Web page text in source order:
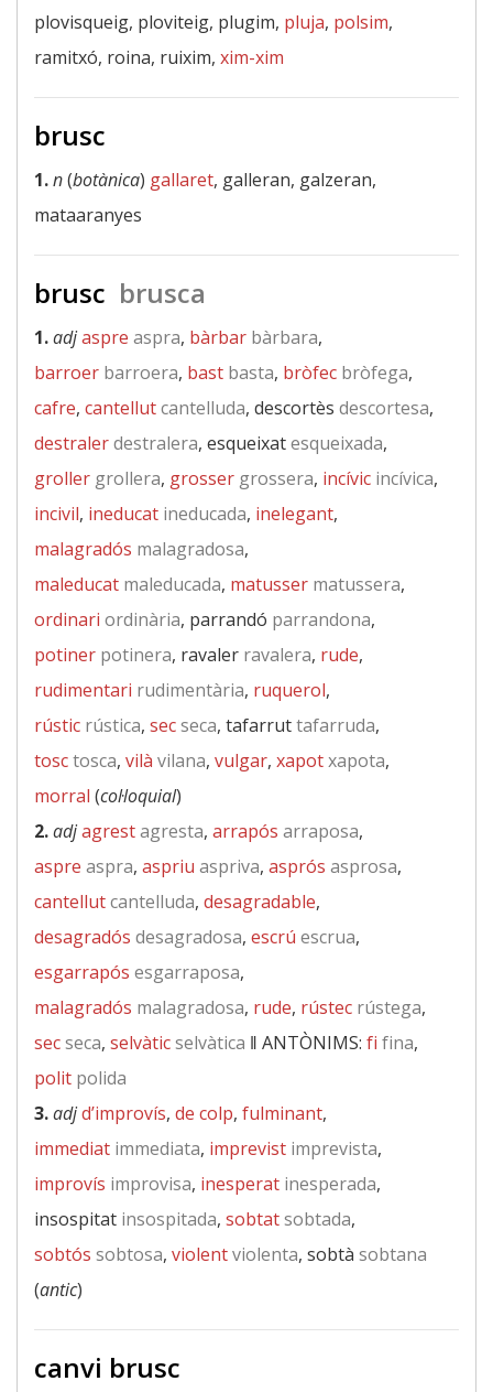
plovisqueig, ploviteig, plugim, pluja, polsim,
ramitxó, roina, ruixim, xim-xim
brusc
1.n(botànica) gallaret, galleran, galzeran,
mataaranyes
brusc brusca
1.adjaspre aspra, bàrbar bàrbara,
barroer barroera, bast basta, bròfec bròfega,
cafre, cantellutcantelluda, descortès descortesa,
destralerdestralera, esqueixatesqueixada,
groller grollera, grosser grossera, incívic incívica,
incivil, ineducat ineducada, inelegant,
malagradós malagradosa,
maleducat maleducada, matusser matussera,
ordinari ordinària, parrandó parrandona,
potiner potinera, ravaler ravalera, rude,
rudimentari rudimentària, ruquerol,
rústic rústica, secseca, tafarruttafarruda,
tosctosca, vilà vilana, vulgar, xapotxapota,
morral (col·loquial)
2.adjagrestagresta, arrapós arraposa,
aspre aspra, aspriu aspriva, asprós asprosa,
cantellutcantelluda, desagradable,
desagradós desagradosa, escrú escrua,
esgarrapós esgarraposa,
malagradós malagradosa, rude, rústec rústega,
secseca, selvàticselvàtica ‖ ANTÒNIMS: fi fina,
polit polida
3.adjd’improvís, de colp, fulminant,
immediat immediata, imprevist imprevista,
improvís improvisa, inesperat inesperada,
insospitat insospitada, sobtatsobtada,
sobtós sobtosa, violentviolenta, sobtà sobtana
(antic)
canvi brusc